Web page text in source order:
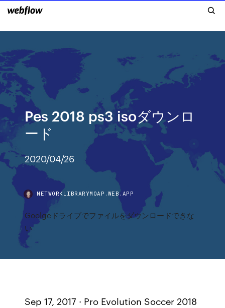
Pes 2018 ps3 isoダウンロ
ード
2020/04/26
NETWORKLIBRARYMOAP.WEB.APP
Goolgeドライブでファイルをダウンロードできな
い
Sep 17, 2017 · Pro Evolution Soccer 2018